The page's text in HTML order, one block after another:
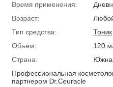
Время применения:
Возраст:
Тип средства:
Тоник
Объем:
120
Страна:
Профессиональная
партнером Dr.Ceuracle